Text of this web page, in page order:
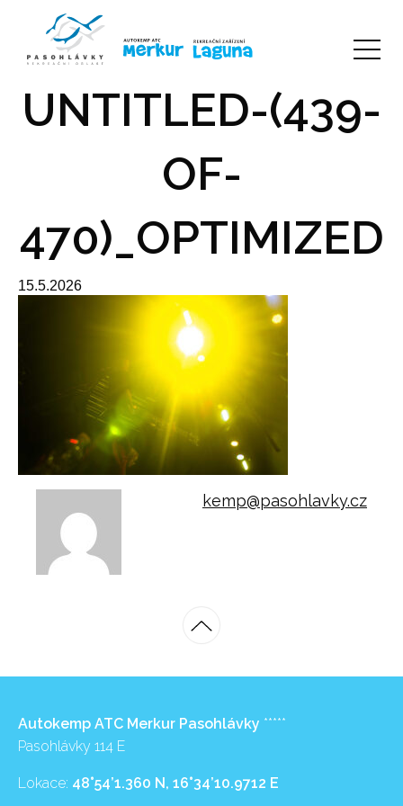
UNTITLED-(439-
OF-
470)_OPTIMIZED
15.5.2026
kemp@pasohlavky.cz
Autokemp ATC Merkur Pasohlávky *****
Pasohlávky 114 E
Lokace: 48°54’1.360 N, 16°34’10.9712 E